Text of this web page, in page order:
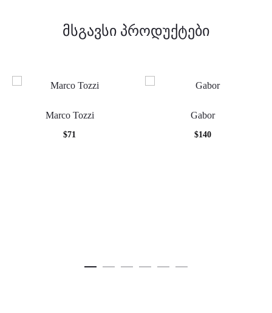
მსგავსი პროდუქტები
Marco Tozzi
$71
Gabor
$140